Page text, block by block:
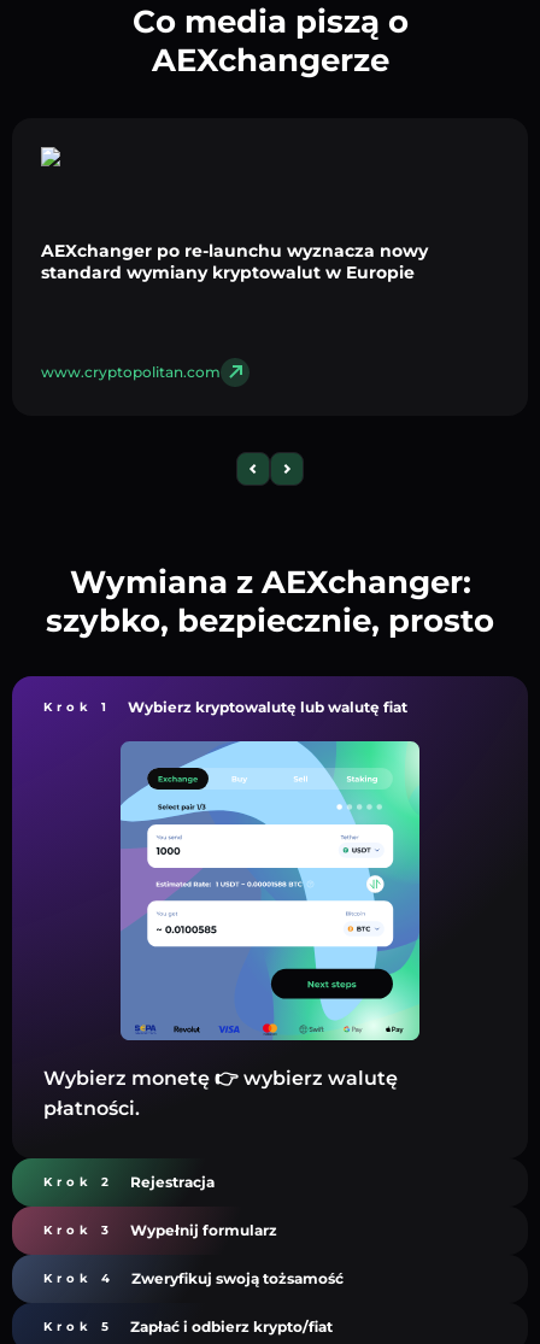
Co media piszą o
AEXchangerze
AEXchanger po re-launchu wyznacza nowy
standard wymiany kryptowalut w Europie
www.cryptopolitan.com
Wymiana z AEXchanger:
szybko, bezpiecznie, prosto
Krok 1 Wybierz kryptowalutę lub walutę fiat
Wybierz monetę 👉 wybierz walutę
płatności.
Krok 2 Rejestracja
Krok 3 Wypełnij formularz
Krok 4 Zweryfikuj swoją tożsamość
Krok 5 Zapłać i odbierz krypto/fiat